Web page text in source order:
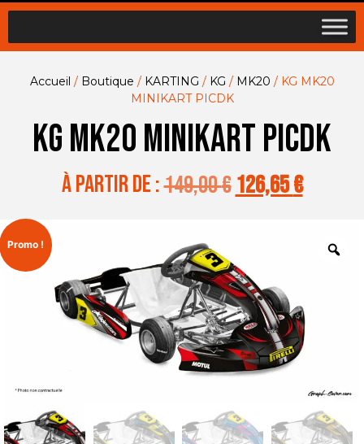
Accueil / Boutique / KARTING / KG / MK20 / KG MK20
MINIKART PICDK
KG MK20 MINIKART PICDK
à partir de :149,00€ 126,65€
Promo !